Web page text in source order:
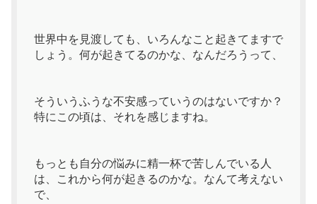
世界中を見渡しても、いろんなこと起きてますで
しょう。何が起きてるのかな、なんだろうって、
そういうふうな不安感っていうのはないですか？
特にこの頃は、それを感じますね。
もっとも自分の悩みに精一杯で苦しんでいる人
は、これから何が起きるのかな。なんて考えない
で、